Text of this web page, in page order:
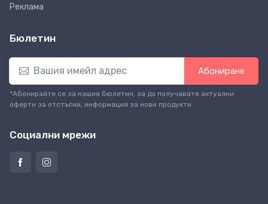
Реклама
Бюлетин
Абониране
*Абонирайте се за нашия бюлетин, за да получавате актуални
оферти за отстъпки, информация за нови продукти.
Социални мрежи